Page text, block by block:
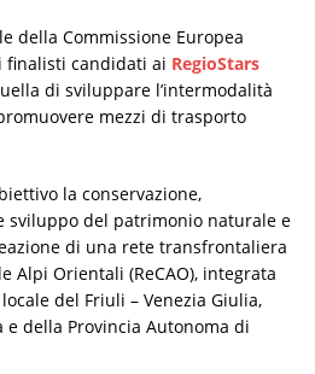
della Commissione Europea
finalisti candidati ai RegioStars
di sviluppare l’intermodalità
mezzi di trasporto
la conservazione,
sviluppo del patrimonio naturale e
di una rete transfrontaliera
Alpi Orientali (ReCAO), integrata
del Friuli – Venezia Giulia,
e della Provincia Autonoma di